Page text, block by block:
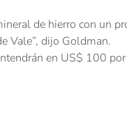
de hierro con un
Vale”, dijo Goldman.
en US$ 100